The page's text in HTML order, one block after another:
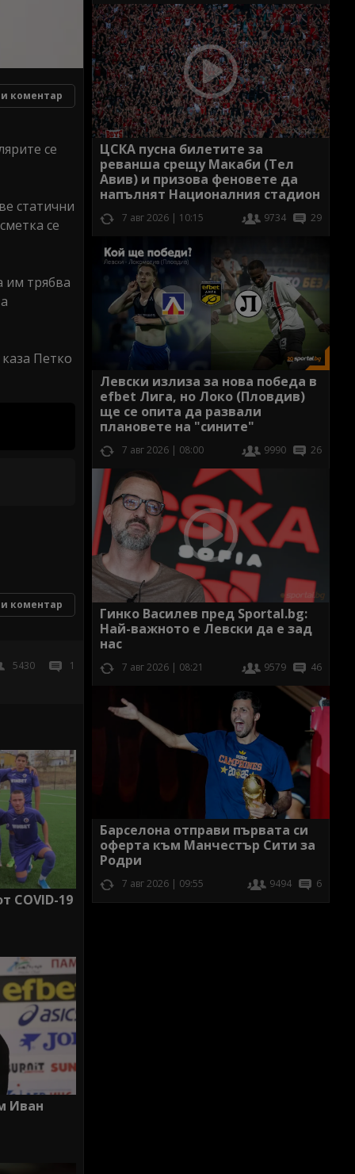
коментар
се
статични
се
им трябва
Петко
коментар
5430 1
COVID-19
Иван
ЦСКА пусна билетите за
реванша срещу Макаби (Тел
Авив) и призова феновете да
напълнят Националния стадион
7 авг 2026 | 10:15 9734 29
Левски излиза за нова победа в
efbet Лига, но Локо (Пловдив)
ще се опита да развали
плановете на "сините"
7 авг 2026 | 08:00 9990 26
Гинко Василев пред Sportal.bg:
Най-важното е Левски да е зад
нас
7 авг 2026 | 08:21 9579 46
Барселона отправи първата си
оферта към Манчестър Сити за
Родри
7 авг 2026 | 09:55 9494 6